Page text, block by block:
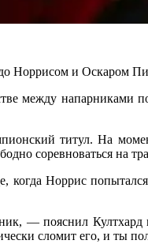
Норрисом и Оскаром
между напарниками
титул. На
соревноваться на
Норрис
— пояснил
сломит его, и ты